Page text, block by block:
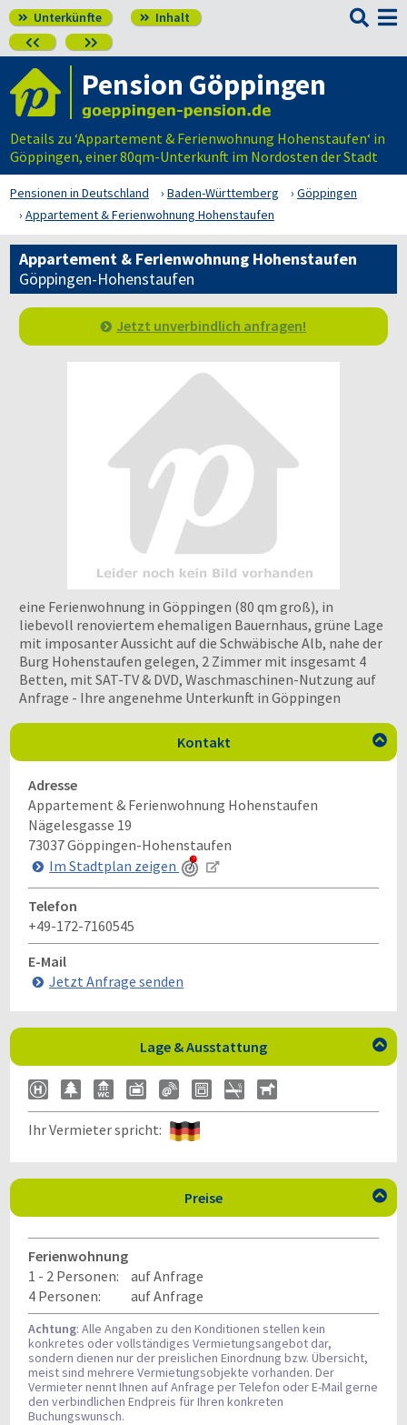
 Unterkünfte  Inhalt
 

Pension Göppingen
Details zu ‘Appartement & Ferienwohnung Hohenstaufen‘ in
Göppingen, einer 80qm-Unterkunft im Nordosten der Stadt
Pensionen in Deutschland Baden-Württemberg
Göppingen
Appartement & Ferienwohnung Hohenstaufen
Appartement & Ferienwohnung Hohenstaufen
Göppingen-Hohenstaufen
Jetzt unverbindlich anfragen!
eine Ferienwohnung in Göppingen (80 qm groß), in
liebevoll renoviertem ehemaligen Bauernhaus, grüne Lage
mit imposanter Aussicht auf die Schwäbische Alb, nahe der
Burg Hohenstaufen gelegen, 2 Zimmer mit insgesamt 4
Betten, mit SAT-TV & DVD, Waschmaschinen-Nutzung auf
Anfrage - Ihre angenehme Unterkunft in Göppingen
Kontakt 
Adresse
Appartement & Ferienwohnung Hohenstaufen
Nägelesgasse 19
73037Göppingen-Hohenstaufen
Im Stadtplan zeigen
Telefon
+49-172-7160545
E-Mail
Jetzt Anfrage senden
Lage & Ausstattung 
Ihr Vermieter spricht:
Preise 
Ferienwohnung
1 - 2 Personen:
auf Anfrage
4 Personen:
auf Anfrage
Achtung: Alle Angaben zu den Konditionen stellen kein
konkretes oder vollständiges Vermietungsangebot dar,
sondern dienen nur der preislichen Einordnung bzw. Übersicht,
meist sind mehrere Vermietungsobjekte vorhanden. Der
Vermieter nennt Ihnen auf Anfrage per Telefon oder E-Mail gerne
den verbindlichen Endpreis für Ihren konkreten
Buchungswunsch.